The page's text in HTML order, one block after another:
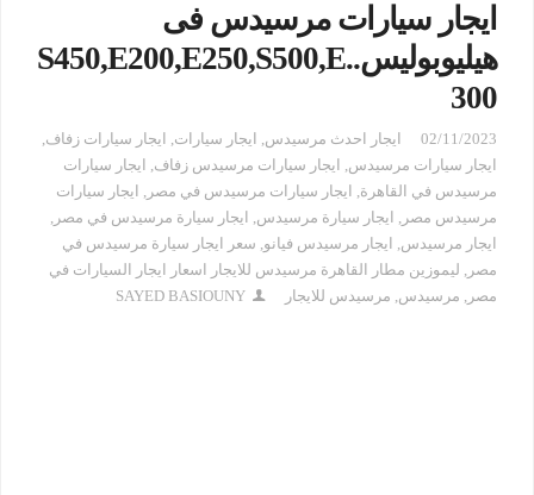
ايجار سيارات مرسيدس فى
هيليوبوليس..S450,E200,E250,S500,E
300
02/11/2023 ايجار احدث مرسيدس, ايجار سيارات, ايجار سيارات زفاف,
ايجار سيارات مرسيدس, ايجار سيارات مرسيدس زفاف, ايجار سيارات
مرسيدس في القاهرة, ايجار سيارات مرسيدس في مصر , ايجار سيارات
مرسيدس مصر , ايجار سيارة مرسيدس, ايجار سيارة مرسيدس في مصر ,
ايجار مرسيدس, ايجار مرسيدس فيانو, سعر ايجار سيارة مرسيدس في
مصر , ليموزين مطار القاهرة مرسيدس للايجار اسعار ايجار السيارات في
مصر , مرسيدس, مرسيدس للايجار SAYED BASIOUNY